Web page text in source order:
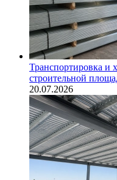
Транспортировка и
строительной
20.07.2026